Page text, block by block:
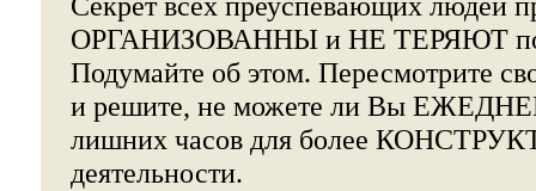
ОРГАНИЗОВАННЫ и НЕ ТЕРЯЮТ
Подумайте об этом. Пересмотрите
и решите, не можете ли Вы
лишних часов для более
деятельности.